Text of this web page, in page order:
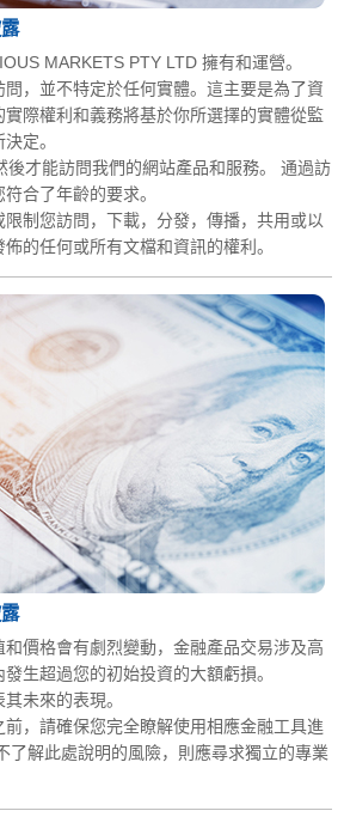
MARKETS PTY LTD 擁有和運營。
，並不特定於任何實體。這主要是為了資
際權利和義務將基於你所選擇的實體從監
定。
後才能訪問我們的網站產品和服務。 通過訪
合了年齡的要求。
制您訪問，下載，分發，傳播，共用或以
的任何或所有文檔和資訊的權利。
價格會有劇烈變動，金融產品交易涉及高
生超過您的初始投資的大額虧損。
未來的表現。
，請確保您完全瞭解使用相應金融工具進
了解此處說明的風險，則應尋求獨立的專業